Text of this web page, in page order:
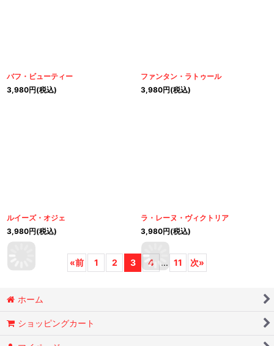
バフ・ビューティー
3,980円(税込)
ファンタン・ラトゥール
3,980円(税込)
ルイーズ・オジェ
3,980円(税込)
ラ・レーヌ・ヴィクトリア
3,980円(税込)
«前 1 2 3 4 ... 11 次»
ホーム
ショッピングカート